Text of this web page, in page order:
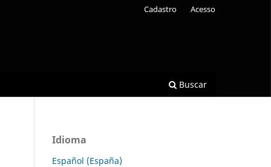
Buscar
Cadastro Acesso
Idioma
Español (España)